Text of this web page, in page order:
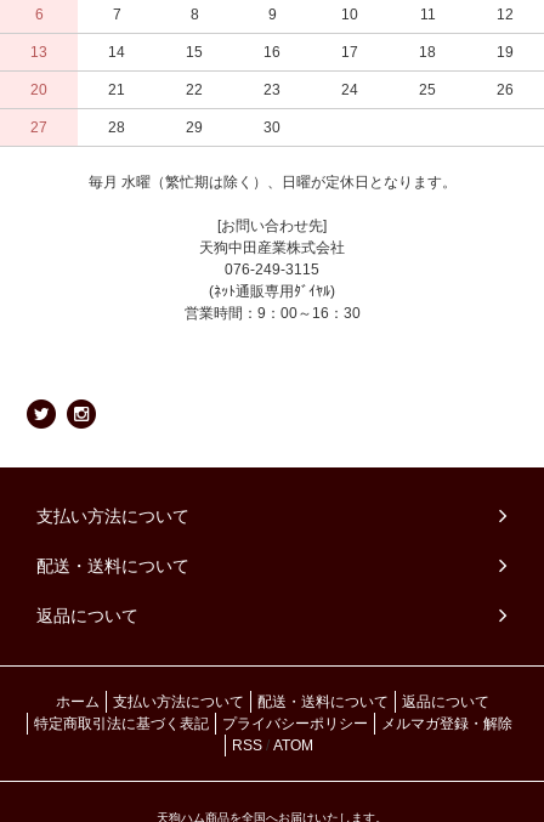
6 7 8 9 10 11 12
13 14 15 16 17 18 19
20 21 22 23 24 25 26
27 28 29 30
毎月 水曜（繁忙期は除く）、日曜が定休日となります。
[お問い合わせ先]
天狗中田産業株式会社
076-249-3115
(ﾈｯﾄ通販専用ﾀﾞｲﾔﾙ)
営業時間：9：00～16：30
支払い方法について
配送・送料について
返品について
ホーム 支払い方法について 配送・送料について
返品について
特定商取引法に基づく表記
プライバシーポリシー
メルマガ登録・解除
RSS / ATOM
天狗ハム商品を全国へお届けいたします。